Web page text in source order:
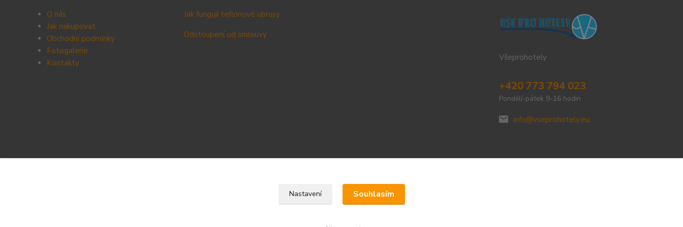
O nás
Jak nakupovat
Obchodní podmínky
Fotogalerie
Kontakty
Jak fungují teflonové ubrusy
Odstoupení od smlouvy
Všeprohotely
+420 773 794 023
Pondělí-pátek 9-16 hodin
info@vseprohotely.eu
Upravit sběr cookies.
Nastavení Souhlasím